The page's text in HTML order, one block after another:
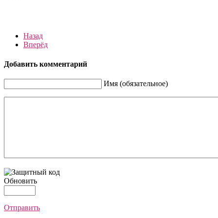
Назад
Вперёд
Добавить комментарий
Имя (обязательное)
Обновить
Отправить